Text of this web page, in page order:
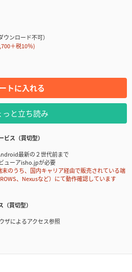
ンロード不可）
＋税10％)
トに入れる
っと立ち読み
ス（買切型）
最新の２世代前まで
ューアisho.jpが必要
のうち、国内キャリア経由で販売されている端
、Nexusなど）にて動作確認しています
買切型）
ザによるアクセス参照